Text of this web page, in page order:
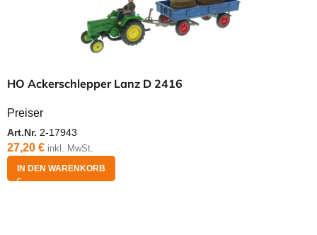
HO Ackerschlepper Lanz D 2416
Preiser
Art.Nr. 2-17943
27,20 € inkl. MwSt.
IN DEN WARENKORB